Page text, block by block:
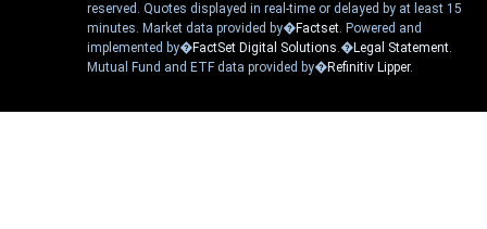
reserved. Quotes displayed in real-time or delayed by at least 15
minutes. Market data provided by�Factset. Powered and
implemented by�FactSet Digital Solutions.�Legal Statement.
Mutual Fund and ETF data provided by�Refinitiv Lipper.